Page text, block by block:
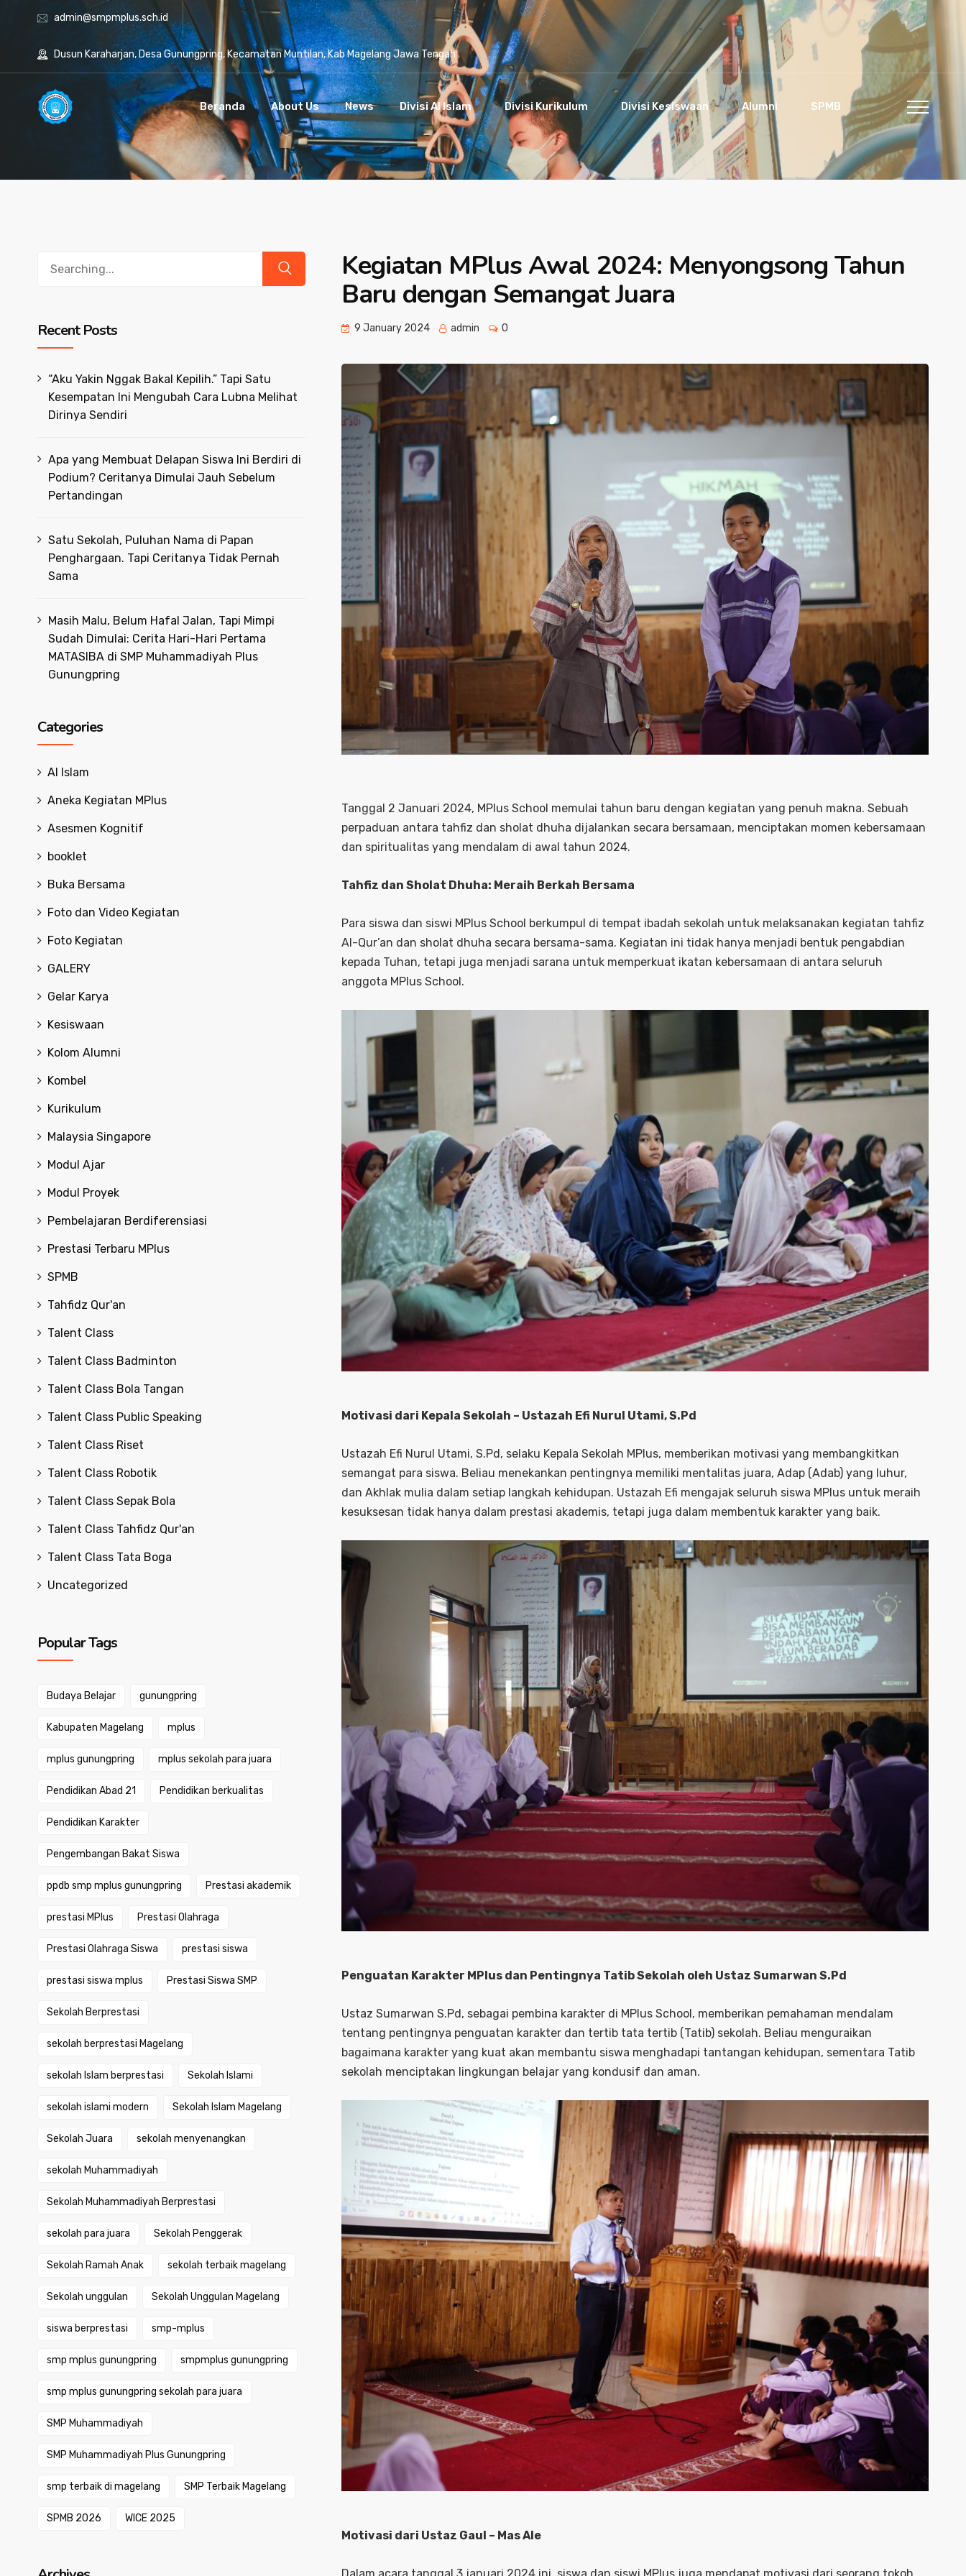
admin@smpmplus.sch.id
Dusun Karaharjan, Desa Gunungpring, Kecamatan Muntilan, Kab Magelang Jawa Tengah
Beranda About Us News Divisi Al Islam Divisi Kurikulum Divisi Kesiswaan Alumni SPMB
Kegiatan MPlus Awal 2024: Menyongsong Tahun
Baru dengan Semangat Juara
9 January 2024 admin 0
Tanggal 2 Januari 2024, MPlus School memulai tahun baru dengan kegiatan yang penuh makna. Sebuah
perpaduan antara tahfiz dan sholat dhuha dijalankan secara bersamaan, menciptakan momen kebersamaan
dan spiritualitas yang mendalam di awal tahun 2024.
Tahfiz dan Sholat Dhuha: Meraih Berkah Bersama
Para siswa dan siswi MPlus School berkumpul di tempat ibadah sekolah untuk melaksanakan kegiatan tahfiz
Al-Qur’an dan sholat dhuha secara bersama-sama. Kegiatan ini tidak hanya menjadi bentuk pengabdian
kepada Tuhan, tetapi juga menjadi sarana untuk memperkuat ikatan kebersamaan di antara seluruh
anggota MPlus School.
Motivasi dari Kepala Sekolah – Ustazah Efi Nurul Utami, S.Pd
Ustazah Efi Nurul Utami, S.Pd, selaku Kepala Sekolah MPlus, memberikan motivasi yang membangkitkan
semangat para siswa. Beliau menekankan pentingnya memiliki mentalitas juara, Adap (Adab) yang luhur,
dan Akhlak mulia dalam setiap langkah kehidupan. Ustazah Efi mengajak seluruh siswa MPlus untuk meraih
kesuksesan tidak hanya dalam prestasi akademis, tetapi juga dalam membentuk karakter yang baik.
Penguatan Karakter MPlus dan Pentingnya Tatib Sekolah oleh Ustaz Sumarwan S.Pd
Ustaz Sumarwan S.Pd, sebagai pembina karakter di MPlus School, memberikan pemahaman mendalam
tentang pentingnya penguatan karakter dan tertib tata tertib (Tatib) sekolah. Beliau menguraikan
bagaimana karakter yang kuat akan membantu siswa menghadapi tantangan kehidupan, sementara Tatib
sekolah menciptakan lingkungan belajar yang kondusif dan aman.
Motivasi dari Ustaz Gaul – Mas Ale
Recent Posts
“Aku Yakin Nggak Bakal Kepilih.” Tapi Satu
Kesempatan Ini Mengubah Cara Lubna Melihat
Dirinya Sendiri
Apa yang Membuat Delapan Siswa Ini Berdiri di
Podium? Ceritanya Dimulai Jauh Sebelum
Pertandingan
Satu Sekolah, Puluhan Nama di Papan
Penghargaan. Tapi Ceritanya Tidak Pernah
Sama
Masih Malu, Belum Hafal Jalan, Tapi Mimpi
Sudah Dimulai: Cerita Hari-Hari Pertama
MATASIBA di SMP Muhammadiyah Plus
Gunungpring
Categories
Al Islam
Aneka Kegiatan MPlus
Asesmen Kognitif
booklet
Buka Bersama
Foto dan Video Kegiatan
Foto Kegiatan
GALERY
Gelar Karya
Kesiswaan
Kolom Alumni
Kombel
Kurikulum
Malaysia Singapore
Modul Ajar
Modul Proyek
Pembelajaran Berdiferensiasi
Prestasi Terbaru MPlus
SPMB
Tahfidz Qur'an
Talent Class
Talent Class Badminton
Talent Class Bola Tangan
Talent Class Public Speaking
Talent Class Riset
Talent Class Robotik
Talent Class Sepak Bola
Talent Class Tahfidz Qur'an
Talent Class Tata Boga
Uncategorized
Popular Tags
Budaya Belajar gunungpring
Kabupaten Magelang mplus
mplus gunungpring mplus sekolah para juara
Pendidikan Abad 21 Pendidikan berkualitas
Pendidikan Karakter
Pengembangan Bakat Siswa
ppdb smp mplus gunungpring Prestasi akademik
prestasi MPlus Prestasi Olahraga
Prestasi Olahraga Siswa prestasi siswa
prestasi siswa mplus Prestasi Siswa SMP
Sekolah Berprestasi
sekolah berprestasi Magelang
sekolah Islam berprestasi Sekolah Islami
sekolah islami modern Sekolah Islam Magelang
Sekolah Juara sekolah menyenangkan
sekolah Muhammadiyah
Sekolah Muhammadiyah Berprestasi
sekolah para juara Sekolah Penggerak
Sekolah Ramah Anak sekolah terbaik magelang
Sekolah unggulan Sekolah Unggulan Magelang
siswa berprestasi smp-mplus
smp mplus gunungpring smpmplus gunungpring
smp mplus gunungpring sekolah para juara
SMP Muhammadiyah
SMP Muhammadiyah Plus Gunungpring
smp terbaik di magelang SMP Terbaik Magelang
SPMB 2026 WICE 2025